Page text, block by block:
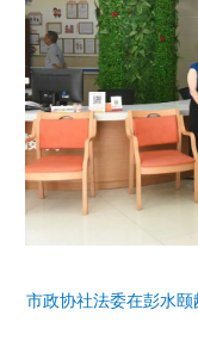
市政协社法委在彭水颐